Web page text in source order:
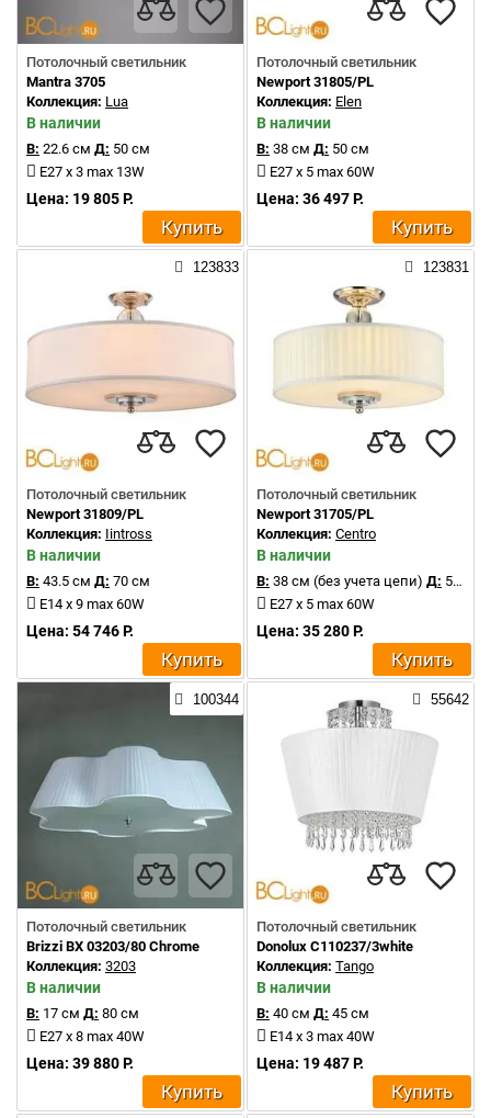
Потолочный светильник
Mantra 3705
Коллекция: Lua
В наличии
В: 22.6 см Д: 50 см
E27 x 3 max 13W
Цена: 19 805 Р.
Купить
Потолочный светильник
Newport 31805/PL
Коллекция: Elen
В наличии
В: 38 см Д: 50 см
E27 x 5 max 60W
Цена: 36 497 Р.
Купить
123833
Потолочный светильник
Newport 31809/PL
Коллекция: Iintross
В наличии
В: 43.5 см Д: 70 см
E14 x 9 max 60W
Цена: 54 746 Р.
Купить
123831
Потолочный светильник
Newport 31705/PL
Коллекция: Centro
В наличии
В: 38 см (без учета цепи) Д: 50 см
E27 x 5 max 60W
Цена: 35 280 Р.
Купить
100344
Потолочный светильник
Brizzi BX 03203/80 Chrome
Коллекция: 3203
В наличии
В: 17 см Д: 80 см
E27 x 8 max 40W
Цена: 39 880 Р.
Купить
55642
Потолочный светильник
Donolux C110237/3white
Коллекция: Tango
В наличии
В: 40 см Д: 45 см
E14 x 3 max 40W
Цена: 19 487 Р.
Купить